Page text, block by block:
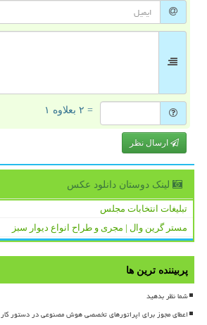
= ۲ بعلاوه ۱
ارسال نظر
لینک دوستان دانلود عكس
تبلیغات انتخابات مجلس
مستر گرین وال | مجری و طراح انواع دیوار سبز
پربیننده ترین ها
شما نظر بدهید
اعطای مجوز برای اپراتورهای تخصصی هوش مصنوعی در دستور کار